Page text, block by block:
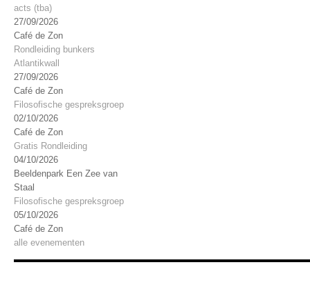
acts (tba)
27/09/2026
Café de Zon
Rondleiding bunkers
Atlantikwall
27/09/2026
Café de Zon
Filosofische gespreksgroep
02/10/2026
Café de Zon
Gratis Rondleiding
04/10/2026
Beeldenpark Een Zee van
Staal
Filosofische gespreksgroep
05/10/2026
Café de Zon
alle evenementen